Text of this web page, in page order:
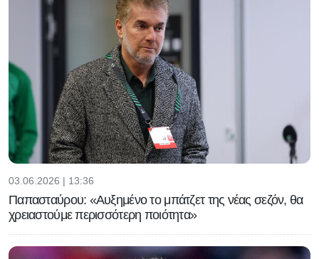
03.06.2026 | 13:36
Παπασταύρου: «Αυξημένο το μπάτζετ της νέας σεζόν, θα
χρειαστούμε περισσότερη ποιότητα»